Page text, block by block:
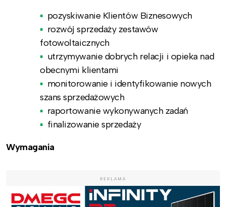
pozyskiwanie Klientów Biznesowych
rozwój sprzedaży zestawów
fotowoltaicznych
utrzymywanie dobrych relacji i opieka nad
obecnymi klientami
monitorowanie i identyfikowanie nowych
szans sprzedażowych
raportowanie wykonywanych zadań
finalizowanie sprzedaży
Wymagania
REKLAMA